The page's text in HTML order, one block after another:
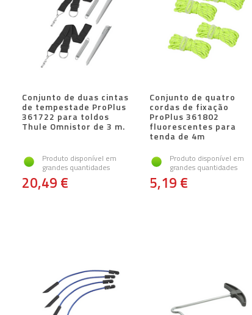
Conjunto de duas cintas
de tempestade ProPlus
361722 para toldos
Thule Omnistor de 3 m.
Produto disponível em
grandes quantidades
20,49 €
Conjunto de quatro
cordas de fixação
ProPlus 361802
fluorescentes para
tenda de 4m
Produto disponível em
grandes quantidades
5,19 €